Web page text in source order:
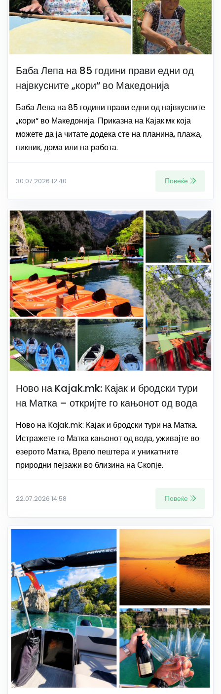
Баба Лепа на 85 години прави едни од
највкусните „кори“ во Македонија
Баба Лепа на 85 години прави едни од највкусните
„кори“ во Македонија. Приказна на Кајак.мк која
можете да ја читате додека сте на планина, плажа,
пикник, дома или на работа.
30.07.2026 12:40 Повеќе
Ново на Kajak.mk: Кајак и бродски тури
на Матка – откријте го кањонот од вода
Ново на Kajak.mk: Кајак и бродски тури на Матка.
Истражете го Матка кањонот од вода, уживајте во
езерото Матка, Врело пештера и уникатните
природни пејзажи во близина на Скопје.
22.07.2026 14:58 Повеќе